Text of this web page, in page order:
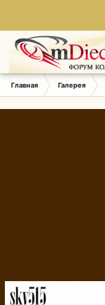
Главная Галерея